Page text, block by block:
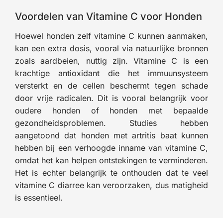
Voordelen van Vitamine C voor Honden
Hoewel honden zelf vitamine C kunnen aanmaken,
kan een extra dosis, vooral via natuurlijke bronnen
zoals aardbeien, nuttig zijn. Vitamine C is een
krachtige antioxidant die het immuunsysteem
versterkt en de cellen beschermt tegen schade
door vrije radicalen. Dit is vooral belangrijk voor
oudere honden of honden met bepaalde
gezondheidsproblemen. Studies hebben
aangetoond dat honden met artritis baat kunnen
hebben bij een verhoogde inname van vitamine C,
omdat het kan helpen ontstekingen te verminderen.
Het is echter belangrijk te onthouden dat te veel
vitamine C diarree kan veroorzaken, dus matigheid
is essentieel.